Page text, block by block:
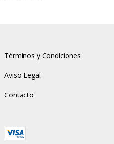
Términos y Condiciones
Aviso Legal
Contacto